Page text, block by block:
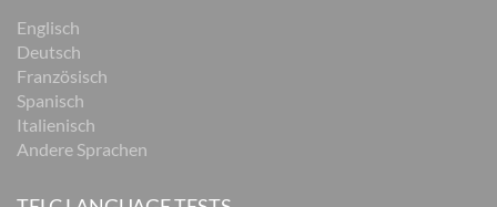
Englisch
Deutsch
Französisch
Spanisch
Italienisch
Andere Sprachen